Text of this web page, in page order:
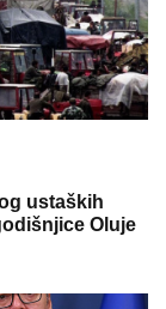
ustaških
Oluje